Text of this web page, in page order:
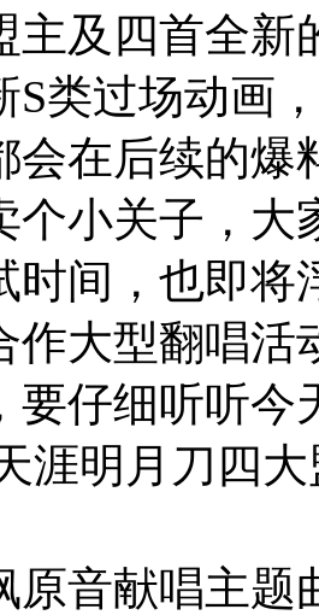
主及四首全
S类过场动画
会在后续的爆
小关子，大
时间，也即将
作大型翻唱
要仔细听听今
涯明月刀四
音献唱主题